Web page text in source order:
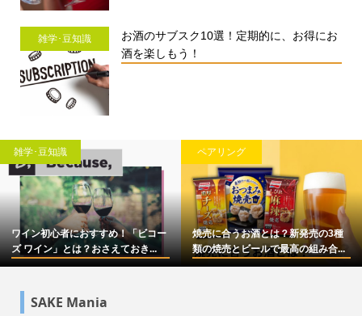
雑学･豆知識
お酒のサブスク10選！定期的に、お得にお
酒を楽しもう！
雑学･豆知識
ワイン初心者におすすめ！「ビコー
ズ ワイン」とは？おさえておき...
ペアリング
焼売に合うお酒とは？新発売の3種
類の焼売とビールで最高の組み合...
SAKE Mania